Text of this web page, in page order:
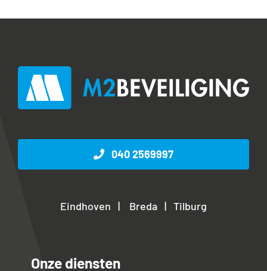
040 2569997
Eindhoven | Breda | Tilburg
Onze diensten